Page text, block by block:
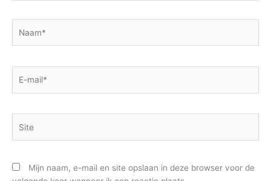
mail*
Mijn naam, e-mail en site opslaan in deze browser voor de